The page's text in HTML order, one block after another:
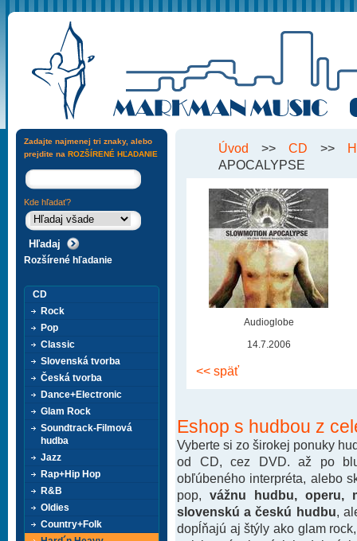
Úvod >> CD >>
APOCALYPSE
Audioglobe
14.7.2006
<< späť
Eshop s hudbou z
Vyberte si zo širokej ponuky
od CD, cez DVD. až po
obľúbeného interpréta, alebo
pop, vážnu hudbu, operu,
slovenskú a českú hudbu ,
dopĺňajú aj štýly ako glam
Zadajte najmenej tri znaky, alebo
prejdite na ROZŠÍRENÉ HĽADANIE
Kde hľadať?
Rozšírené hľadanie
CD
Rock
Pop
Classic
Slovenská tvorba
Česká tvorba
Dance+Electronic
Glam Rock
Soundtrack-Filmová
hudba
Jazz
Rap+Hip Hop
R&B
Oldies
Country+Folk